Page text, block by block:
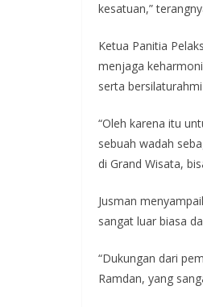
kesatuan,”
Ketua Panitia
menjaga
serta
“Oleh karena itu
sebuah wadah
di Grand Wisata,
Jusman
sangat luar biasa
“Dukungan dari
Ramdan, yang